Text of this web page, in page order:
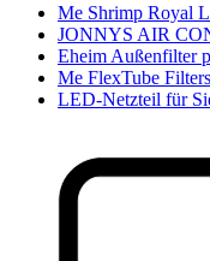
Me Shrimp Royal
JONNYS AIR
Eheim Außenfilter
Me FlexTube
LED-Netzteil für